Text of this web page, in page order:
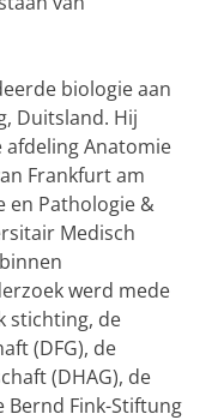
biologie aan
Duitsland. Hij
Anatomie
Frankfurt am
en Pathologie &
Medisch
werd mede
stichting, de
(DFG), de
(DHAG), de
Bernd Fink-Stiftung